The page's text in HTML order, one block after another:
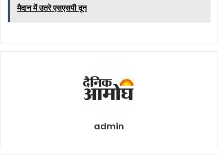
मैदान में उतरे एसएसपी दून
admin